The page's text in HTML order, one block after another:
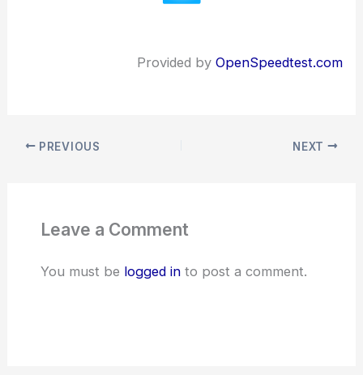
Provided by OpenSpeedtest.com
PREVIOUS NEXT
Leave a Comment
You must be logged into post a comment.